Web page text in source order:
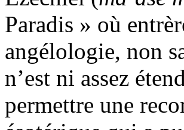
Paradis » où
angélologie, non
n’est ni assez
permettre une